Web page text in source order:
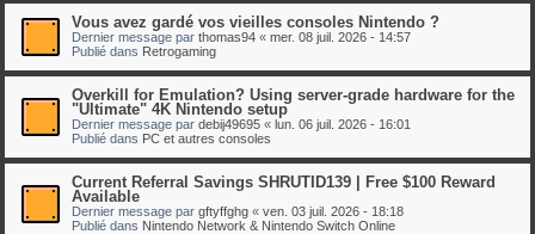
Vous avez gardé vos vieilles consoles Nintendo ?
Dernier message par thomas94 « mer. 08 juil. 2026 - 14:57
Publié dans Retrogaming
Overkill for Emulation? Using server-grade hardware for the
"Ultimate" 4K Nintendo setup
Dernier message par debij49695 « lun. 06 juil. 2026 - 16:01
Publié dans PC et autres consoles
Current Referral Savings SHRUTID139 | Free $100 Reward
Available
Dernier message par gftyffghg « ven. 03 juil. 2026 - 18:18
Publié dans Nintendo Network & Nintendo Switch Online